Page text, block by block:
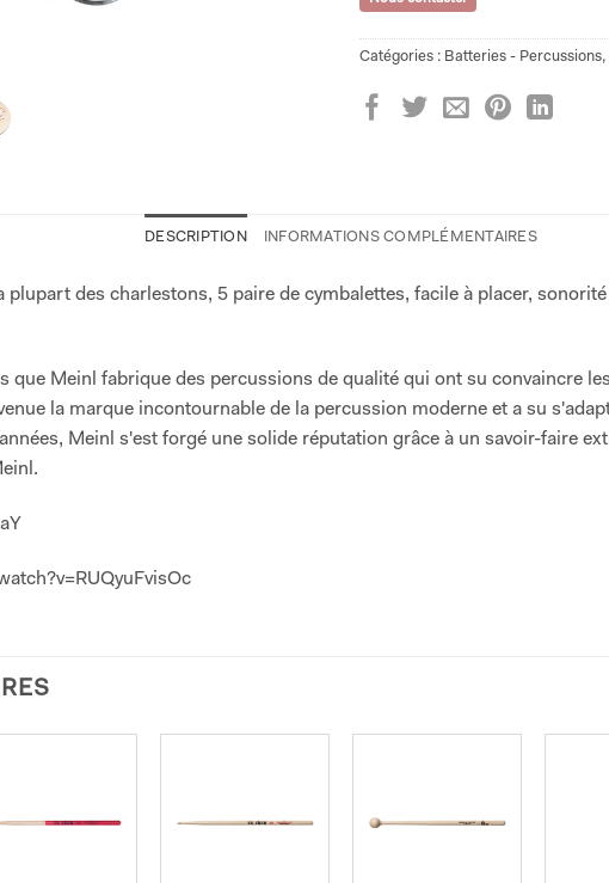
Catégories : Batteries - Percussions,
DESCRIPTION INFORMATIONS COMPLÉMENTAIRES
plupart des charlestons, 5 paire de cymbalettes, facile à placer,
que Meinl fabrique des percussions de qualité qui ont su convaincre
la marque incontournable de la percussion moderne et a su
Meinl s'est forgé une solide réputation grâce à un savoir-faire